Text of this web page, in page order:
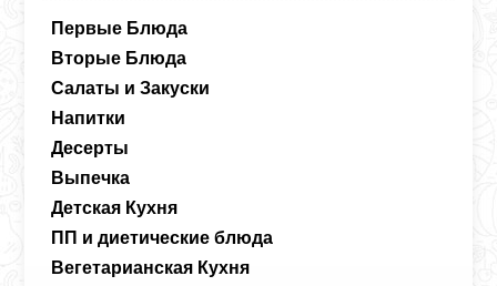
Первые Блюда
Вторые Блюда
Салаты и Закуски
Напитки
Десерты
Выпечка
Детская Кухня
ПП и диетические блюда
Вегетарианская Кухня